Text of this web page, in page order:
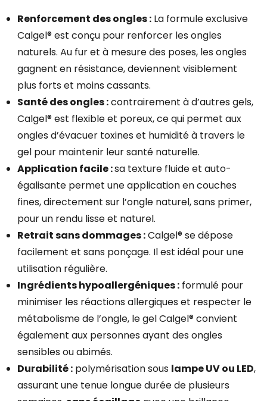
Renforcement des ongles : La formule exclusive
Calgel® est conçu pour renforcer les ongles
naturels. Au fur et à mesure des poses, les ongles
gagnent en résistance, deviennent visiblement
plus forts et moins cassants.
Santé des ongles :contrairement à d’autres gels,
Calgel® est flexible et poreux, ce qui permet aux
ongles d’évacuer toxines et humidité à travers le
gel pour maintenir leur santé naturelle.
Application facile :sa texture fluide et auto-
égalisante permet une application en couches
fines, directement sur l’ongle naturel, sans primer,
pour un rendu lisse et naturel.
Retrait sans dommages :Calgel® se dépose
facilement et sans ponçage. Il est idéal pour une
utilisation régulière.
Ingrédients hypoallergéniques : formulé pour
minimiser les réactions allergiques et respecter le
métabolisme de l’ongle, le gel Calgel® convient
également aux personnes ayant des ongles
sensibles ou abimés.
Durabilité : polymérisation sous lampe UV ou LED,
assurant une tenue longue durée de plusieurs